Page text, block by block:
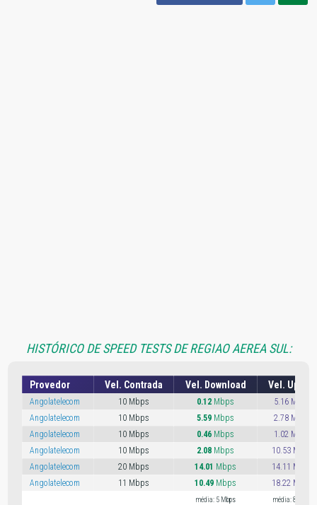
HISTÓRICO DE SPEED TESTS DE REGIAO AEREA SUL:
Provedor Vel. Contrada Vel. Download Vel. Upload
Angolatelecom 10 Mbps 0.12 Mbps
5.16 Mbps
Angolatelecom
10 Mbps 5.59 Mbps
2.78 Mbps
Angolatelecom
10 Mbps 0.46 Mbps
1.02 Mbps
Angolatelecom
10 Mbps 2.08 Mbps
10.53 Mbps
Angolatelecom
20 Mbps 14.01 Mbps
14.11 Mbps
Angolatelecom
11 Mbps 10.49 Mbps 18.22 Mbps
média: 5 Mbps média: 8 Mbps